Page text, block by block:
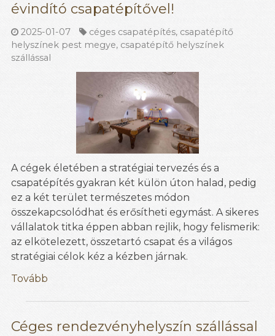
évindító csapatépítővel!
2025-01-07 céges csapatépítés, csapatépítő
helyszínek pest megye, csapatépítő helyszínek
szállással
A cégek életében a stratégiai tervezés és a
csapatépítés gyakran két külön úton halad, pedig
ez a két terület természetes módon
összekapcsolódhat és erősítheti egymást. A sikeres
vállalatok titka éppen abban rejlik, hogy felismerik:
az elkötelezett, összetartó csapat és a világos
stratégiai célok kéz a kézben járnak.
Tovább
Céges rendezvényhelyszín szállással